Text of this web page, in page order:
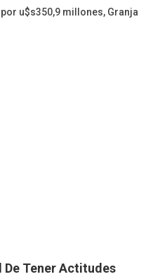
u$s350,9 millones, Granja
Tener Actitudes